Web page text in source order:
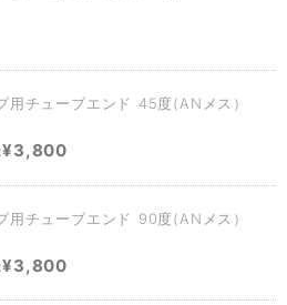
用チューブエンド 45度(ANメス）
¥3,800
用チューブエンド 90度(ANメス）
¥3,800